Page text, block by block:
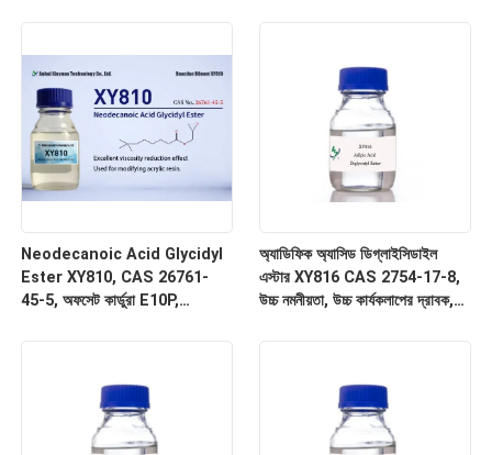
epichlorohydrin Glycidyl
End-capped
Neodecanoic Acid Glycidyl
Ester XY810, CAS 26761-
45-5, অফসেট কার্ডুরা E10P,
অ্যাডিফিক অ্যাসিড ডিগ্লাইসিডাইল
এস্টার XY816 CAS 2754-17-8,
উচ্চ নমনীয়তা, উচ্চ কার্যকলাপের দ্রাবক,